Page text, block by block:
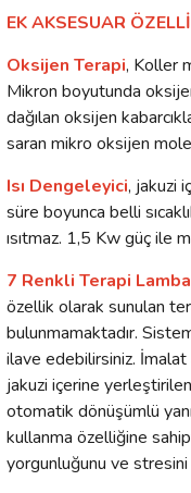
EK AKSESUAR
Oksijen Terapi, Koller
Mikron boyutunda
dağılan oksijen
saran mikro oksijen
Isı Dengeleyici, jakuzi
süre boyunca belli
ısıtmaz. 1,5 Kw güç ile
7 Renkli Terapi
özellik olarak sunulan
bulunmamaktadır.
ilave edebilirsiniz. İmalat
jakuzi içerine
otomatik dönüşümlü
kullanma özelliğine
yorgunluğunu ve stresini